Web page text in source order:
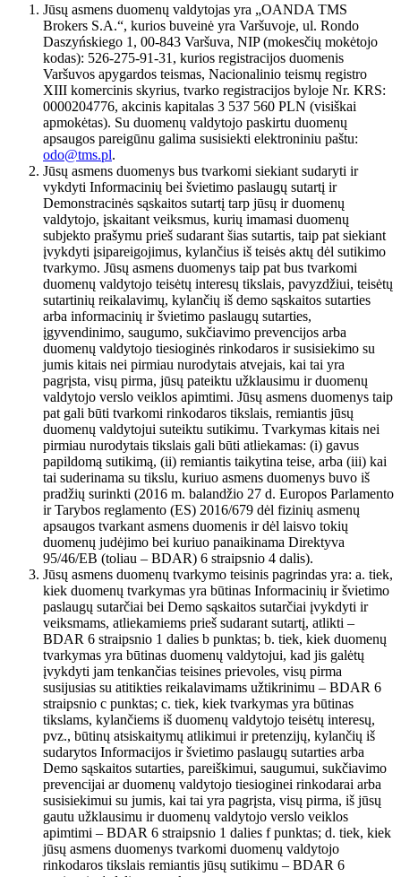
Jūsų asmens duomenų valdytojas yra „OANDA TMS
Brokers S.A.“, kurios buveinė yra Varšuvoje, ul. Rondo
Daszyńskiego 1, 00-843 Varšuva, NIP (mokesčių mokėtojo
kodas): 526-275-91-31, kurios registracijos duomenis
Varšuvos apygardos teismas, Nacionalinio teismų registro
XIII komercinis skyrius, tvarko registracijos byloje Nr. KRS:
0000204776, akcinis kapitalas 3 537 560 PLN (visiškai
apmokėtas). Su duomenų valdytojo paskirtu duomenų
apsaugos pareigūnu galima susisiekti elektroniniu paštu:
odo@tms.pl.
Jūsų asmens duomenys bus tvarkomi siekiant sudaryti ir
vykdyti Informacinių bei švietimo paslaugų sutartį ir
Demonstracinės sąskaitos sutartį tarp jūsų ir duomenų
valdytojo, įskaitant veiksmus, kurių imamasi duomenų
subjekto prašymu prieš sudarant šias sutartis, taip pat siekiant
įvykdyti įsipareigojimus, kylančius iš teisės aktų dėl sutikimo
tvarkymo. Jūsų asmens duomenys taip pat bus tvarkomi
duomenų valdytojo teisėtų interesų tikslais, pavyzdžiui, teisėtų
sutartinių reikalavimų, kylančių iš demo sąskaitos sutarties
arba informacinių ir švietimo paslaugų sutarties,
įgyvendinimo, saugumo, sukčiavimo prevencijos arba
duomenų valdytojo tiesioginės rinkodaros ir susisiekimo su
jumis kitais nei pirmiau nurodytais atvejais, kai tai yra
pagrįsta, visų pirma, jūsų pateiktu užklausimu ir duomenų
valdytojo verslo veiklos apimtimi. Jūsų asmens duomenys taip
pat gali būti tvarkomi rinkodaros tikslais, remiantis jūsų
duomenų valdytojui suteiktu sutikimu. Tvarkymas kitais nei
pirmiau nurodytais tikslais gali būti atliekamas: (i) gavus
papildomą sutikimą, (ii) remiantis taikytina teise, arba (iii) kai
tai suderinama su tikslu, kuriuo asmens duomenys buvo iš
pradžių surinkti (2016 m. balandžio 27 d. Europos Parlamento
ir Tarybos reglamento (ES) 2016/679 dėl fizinių asmenų
apsaugos tvarkant asmens duomenis ir dėl laisvo tokių
duomenų judėjimo bei kuriuo panaikinama Direktyva
95/46/EB (toliau – BDAR) 6 straipsnio 4 dalis).
Jūsų asmens duomenų tvarkymo teisinis pagrindas yra: a. tiek,
kiek duomenų tvarkymas yra būtinas Informacinių ir švietimo
paslaugų sutarčiai bei Demo sąskaitos sutarčiai įvykdyti ir
veiksmams, atliekamiems prieš sudarant sutartį, atlikti –
BDAR 6 straipsnio 1 dalies b punktas; b. tiek, kiek duomenų
tvarkymas yra būtinas duomenų valdytojui, kad jis galėtų
įvykdyti jam tenkančias teisines prievoles, visų pirma
susijusias su atitikties reikalavimams užtikrinimu – BDAR 6
straipsnio c punktas; c. tiek, kiek tvarkymas yra būtinas
tikslams, kylančiems iš duomenų valdytojo teisėtų interesų,
pvz., būtinų atsiskaitymų atlikimui ir pretenzijų, kylančių iš
sudarytos Informacijos ir švietimo paslaugų sutarties arba
Demo sąskaitos sutarties, pareiškimui, saugumui, sukčiavimo
prevencijai ar duomenų valdytojo tiesioginei rinkodarai arba
susisiekimui su jumis, kai tai yra pagrįsta, visų pirma, iš jūsų
gautu užklausimu ir duomenų valdytojo verslo veiklos
apimtimi – BDAR 6 straipsnio 1 dalies f punktas; d. tiek, kiek
jūsų asmens duomenys tvarkomi duomenų valdytojo
rinkodaros tikslais remiantis jūsų sutikimu – BDAR 6